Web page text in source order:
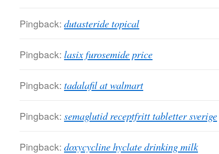
Pingback: dutasteride topical
Pingback: lasix furosemide price
Pingback: tadalafil at walmart
Pingback: semaglutid receptfritt tabletter sverige
Pingback: doxycycline hyclate drinking milk